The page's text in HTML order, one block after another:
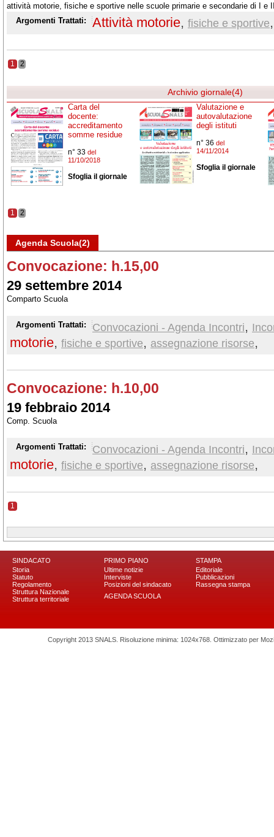
attività motorie, fisiche e sportive nelle scuole primarie e secondarie di I e
Argomenti Trattati:
Attività motorie, fisiche e sportive,
1 2
Archivio giornale(4)
Carta del
docente:
accreditamento
somme residue
n° 33 del
11/10/2018
Sfoglia il giornale
Valutazione e
autovalutazione
degli istituti
n° 36 del
14/11/2014
Sfoglia il giornale
1 2
Agenda Scuola(2)
Convocazione: h.15,00
29 settembre 2014
Comparto Scuola
Argomenti Trattati: Convocazioni - Agenda Incontri,
motorie, fisiche e sportive, assegnazione risorse,
Convocazione: h.10,00
19 febbraio 2014
Comp. Scuola
Argomenti Trattati: Convocazioni - Agenda Incontri,
motorie, fisiche e sportive, assegnazione risorse,
1
SINDACATO
Storia
Statuto
Regolamento
Struttura Nazionale
Struttura territoriale
PRIMO PIANO
Ultime notizie
Interviste
Posizioni del sindacato
AGENDA SCUOLA
STAMPA
Editoriale
Pubblicazioni
Rassegna stampa
Copyright 2013 SNALS. Risoluzione minima: 1024x768. Ottimizzato per